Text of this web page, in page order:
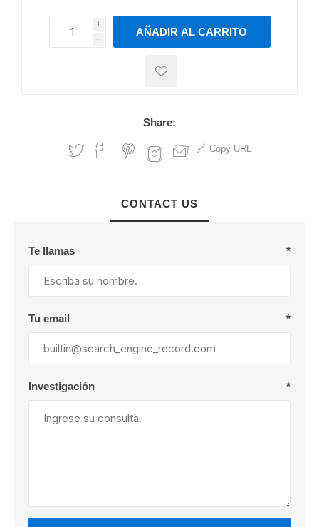
i
h
h
AÑADIR AL CARRITO
Share:
Copy URL
CONTACT US
Te llamas *
Tu email *
Investigación *